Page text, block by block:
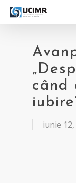
Skip
când
iunie